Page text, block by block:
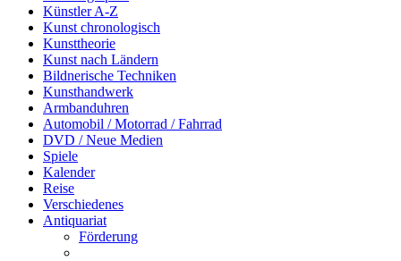
Künstler A-Z
Kunst chronologisch
Kunsttheorie
Kunst nach Ländern
Bildnerische Techniken
Kunsthandwerk
Armbanduhren
Automobil / Motorrad / Fahrrad
DVD / Neue Medien
Spiele
Kalender
Reise
Verschiedenes
Antiquariat
Förderung